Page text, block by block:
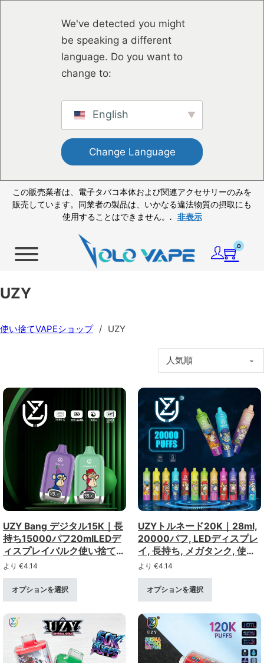
We've detected you might
be speaking a different
language. Do you want to
change to:
English
Change Language
この販売業者は、電子タバコ本体および関連アクセサリーのみを
販売しています。同業者の製品は、いかなる違法物質の摂取にも
使用することはできません。.
非表示
0
UZY
使い捨てVAPEショップ / UZY
UZY Bang デジタル15K｜長
持ち15000パフ20mlLEDデ
ィスプレイバルク使い捨て
VAPE
より €4.14
オプションを選択
UZYトルネード20K｜28ml,
20000パフ, LEDディスプレ
イ, 長持ち, メガタンク, 使い
捨てVAPE卸売り
より €4.14
オプションを選択